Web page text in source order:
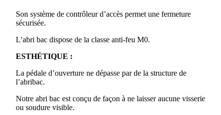
Son système de contrôleur d’accès permet une fermeture
sécurisée.
L’abri bac dispose de la classe anti-feu M0.
ESTHÉTIQUE :
La pédale d’ouverture ne dépasse par de la structure de
l’abribac.
Notre abri bac est conçu de façon à ne laisser aucune visserie
ou soudure visible.